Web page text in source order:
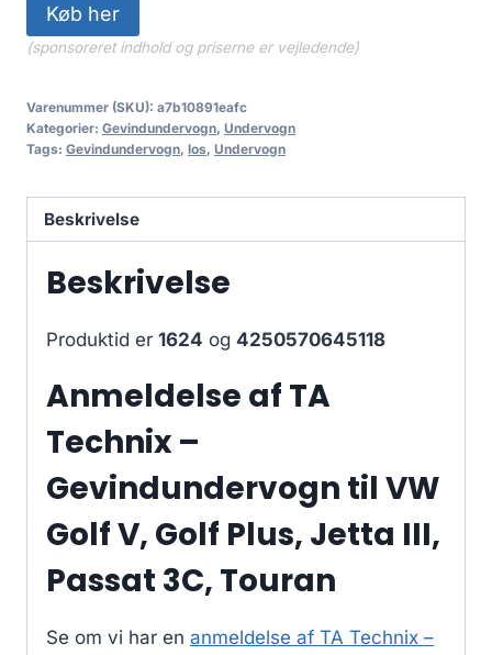
Køb her
(sponsoreret indhold og priserne er vejledende)
Varenummer (SKU): a7b10891eafc
Kategorier: Gevindundervogn, Undervogn
Tags: Gevindundervogn, los, Undervogn
Beskrivelse
Beskrivelse
Produktid er 1624 og 4250570645118
Anmeldelse af TA
Technix –
Gevindundervogn til VW
Golf V, Golf Plus, Jetta III,
Passat 3C, Touran
Se om vi har en anmeldelse af TA Technix –